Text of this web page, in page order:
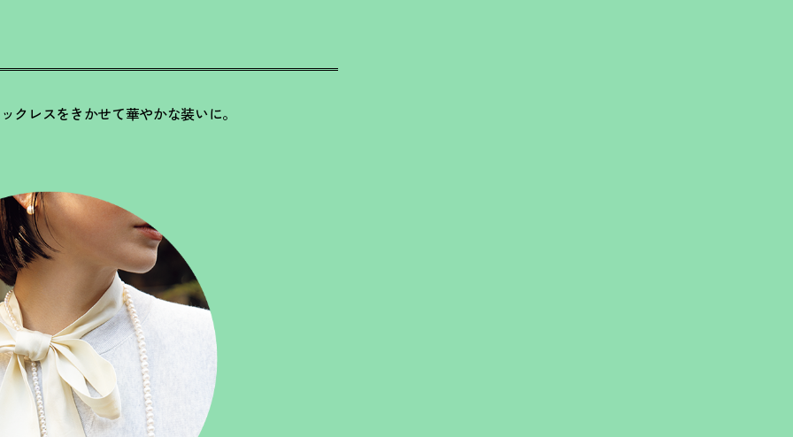
クレスをきかせて華やかな装いに。